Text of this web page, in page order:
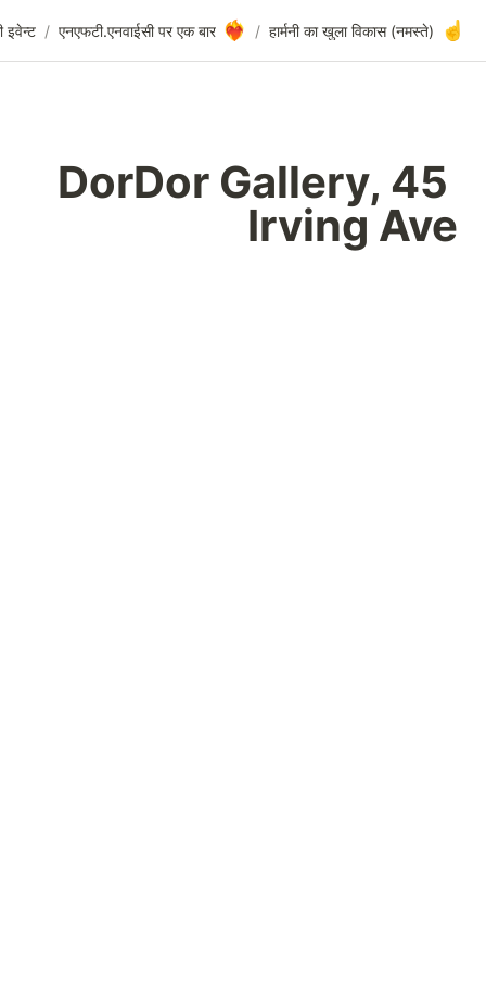
/
क्युरिट एनएफटी.एनवाईसी इवेन्ट
/
DorDor Gallery, 45 Irving Ave